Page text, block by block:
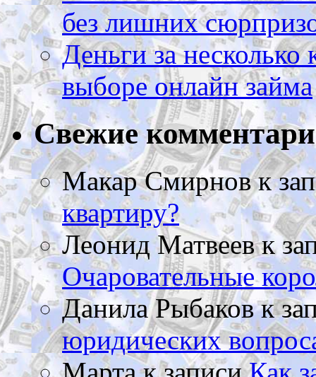
без лишних
Деньги за
выборе онлайн займа
Свежие
Макар Смирновк
квартиру?
Леонид Матвеевк
Очаровательные
Данила Рыбаковк
юридических